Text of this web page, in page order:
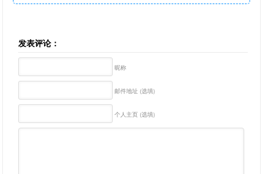
发表评论：
昵称
邮件地址 (选填)
个人主页 (选填)